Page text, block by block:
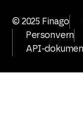
© 2025 Finago
Personvern
API-